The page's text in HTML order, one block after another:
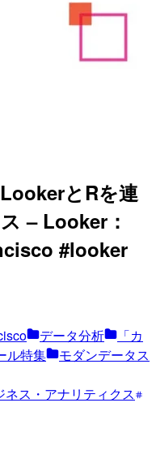
とRを連
– Looker：
#looker
データ分析
「カ
ル特集
モダンデータス
ネス・アナリティクス